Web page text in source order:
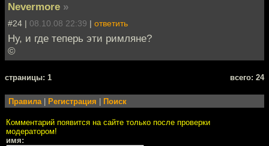
Nevermore »
#24 | 08.10.08 22:39 | ответить
Ну, и где теперь эти римляне?
©
cтраницы: 1 всего: 24
Правила| Регистрация Поиск
Комментарий появится на сайте только после проверки
модератором!
имя: